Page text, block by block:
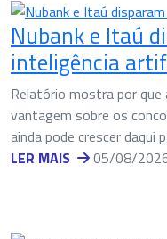
Nubank e Itaú
inteligência
Relatório mostra por
vantagem sobre os
ainda pode crescer daqui
LER MAIS
05/08/